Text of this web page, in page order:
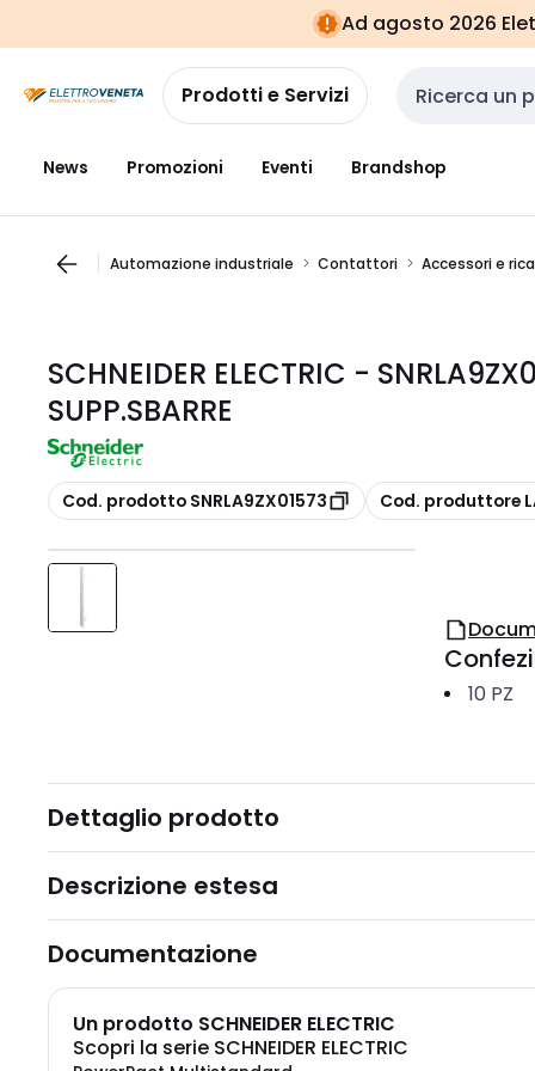
navigazionealla
pagina
Ad agosto 2026
Prodotti e Servizi Cerca input
News Promozioni Eventi Brandshop
Automazione industriale Contattori Accessori e
SCHNEIDER ELECTRIC -
SUPP.SBARRE
copia
Cod. prodotto SNRLA9ZX01573 copia
Cod. produttore
10 PZ
Dettaglio prodotto
Descrizione estesa
Documentazione
Un prodotto SCHNEIDER ELECTRIC
Scopri la serie SCHNEIDER ELECTRIC